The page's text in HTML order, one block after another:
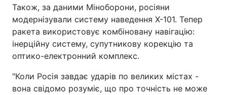
Також, за даними Міноборони, росіяни
модернізували систему наведення Х-101. Тепер
ракета використовує комбіновану навігацію:
інерційну систему, супутникову корекцію та
оптико-електронний комплекс.
"Коли Росія завдає ударів по великих містах -
вона свідомо розуміє, що про точність не може